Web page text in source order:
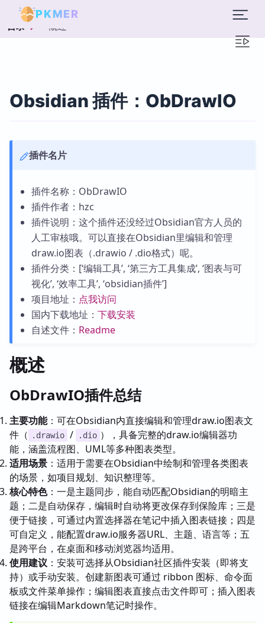
PKMER
目录 概述
Obsidian 插件：ObDrawIO
插件名片
插件名称：ObDrawIO
插件作者：hzc
插件说明：这个插件还没经过Obsidian官方人员的
人工审核哦。可以直接在Obsidian里编辑和管理
draw.io图表（.drawio / .dio格式）呢。
插件分类：[‘编辑工具’, ‘第三方工具集成’, ‘图表与可
视化’, ‘效率工具’, ‘obsidian插件’]
项目地址： 点我访问
国内下载地址： 下载安装
自述文件： Readme
概述
ObDrawIO插件总结
主要功能：可在Obsidian内直接编辑和管理draw.io图表文
件（
.drawio / .dio ），具备完整的draw.io编辑器功
能，涵盖流程图、UML等多种图表类型。
适用场景 ：适用于需要在Obsidian中绘制和管理各类图表
的场景，如项目规划、知识整理等。
核心特色：一是主题同步，能自动匹配Obsidian的明暗主
题；二是自动保存，编辑时自动将更改保存到保险库；三是
便于链接，可通过内置选择器在笔记中插入图表链接；四是
可自定义，能配置draw.io服务器URL、主题、语言等；五
是跨平台，在桌面和移动浏览器均适用。
使用建议 ：安装可选择从Obsidian社区插件安装（即将支
持）或手动安装。创建新图表可通过 ribbon 图标、命令面
板或文件菜单操作；编辑图表直接点击文件即可；插入图表
链接在编辑Markdown笔记时操作。